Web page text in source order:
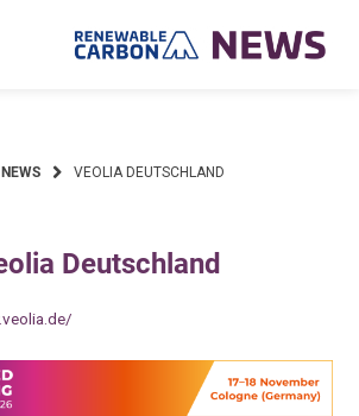
VEOLIA DEUTSCHLAND
Deutschland